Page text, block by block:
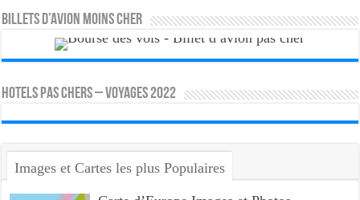
Billets d’avion moins cher
HOTELS PAS CHERS – VOYAGES 2022
Images et Cartes les plus Populaires